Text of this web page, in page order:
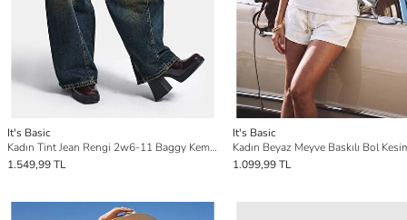
It's Basic
Kadın Tint Jean Rengi 2w6-11 Baggy Kemerli Orta Bel Denim Jean
1.549,99 TL
It's Basic
1.099,99 TL